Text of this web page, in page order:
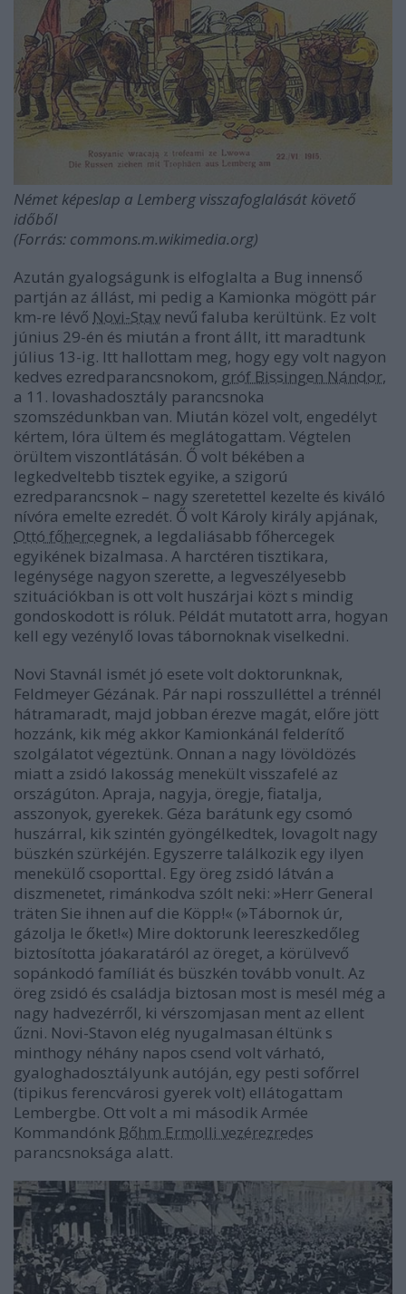
Német képeslap a Lemberg visszafoglalását követő
időből
(Forrás: commons.m.wikimedia.org)
Azután gyalogságunk is elfoglalta a Bug innenső
partján az állást, mi pedig a Kamionka mögött pár
km-re lévő Novi-Stav nevű faluba kerültünk. Ez volt
június 29-én és miután a front állt, itt maradtunk
július 13-ig. Itt hallottam meg, hogy egy volt nagyon
kedves ezredparancsnokom, gróf Bissingen Nándor,
a 11. lovashadosztály parancsnoka
szomszédunkban van. Miután közel volt, engedélyt
kértem, lóra ültem és meglátogattam. Végtelen
örültem viszontlátásán. Ő volt békében a
legkedveltebb tisztek egyike, a szigorú
ezredparancsnok – nagy szeretettel kezelte és kiváló
nívóra emelte ezredét. Ő volt Károly király apjának,
Ottó főhercegnek, a legdaliásabb főhercegek
egyikének bizalmasa. A harctéren tisztikara,
legénysége nagyon szerette, a legveszélyesebb
szituációkban is ott volt huszárjai közt s mindig
gondoskodott is róluk. Példát mutatott arra, hogyan
kell egy vezénylő lovas tábornoknak viselkedni.
Novi Stavnál ismét jó esete volt doktorunknak,
Feldmeyer Gézának. Pár napi rosszulléttel a trénnél
hátramaradt, majd jobban érezve magát, előre jött
hozzánk, kik még akkor Kamionkánál felderítő
szolgálatot végeztünk. Onnan a nagy lövöldözés
miatt a zsidó lakosság menekült visszafelé az
országúton. Apraja, nagyja, öregje, fiatalja,
asszonyok, gyerekek. Géza barátunk egy csomó
huszárral, kik szintén gyöngélkedtek, lovagolt nagy
büszkén szürkéjén. Egyszerre találkozik egy ilyen
menekülő csoporttal. Egy öreg zsidó látván a
diszmenetet, rimánkodva szólt neki: »Herr General
träten Sie ihnen auf die Köpp!« (»Tábornok úr,
gázolja le őket!«) Mire doktorunk leereszkedőleg
biztosította jóakaratáról az öreget, a körülvevő
sopánkodó famíliát és büszkén tovább vonult. Az
öreg zsidó és családja biztosan most is mesél még a
nagy hadvezérről, ki vérszomjasan ment az ellent
űzni. Novi-Stavon elég nyugalmasan éltünk s
minthogy néhány napos csend volt várható,
gyaloghadosztályunk autóján, egy pesti sofőrrel
(tipikus ferencvárosi gyerek volt) ellátogattam
Lembergbe. Ott volt a mi második Armée
Kommandónk Bőhm Ermolli vezérezredes
parancsnoksága alatt.